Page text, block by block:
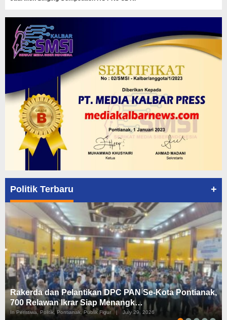
Politik Terbaru +
Rakerda dan Pelantikan DPC PAN Se-Kota Pontianak,
700 Relawan Ikrar Siap Menangk…
In Peristiwa, Politik, Pontianak, Publik Figur | July 29, 2026